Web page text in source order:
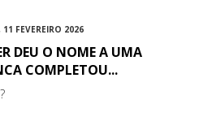
FEVEREIRO 2026
DEU O NOME A UMA
COMPLETOU...